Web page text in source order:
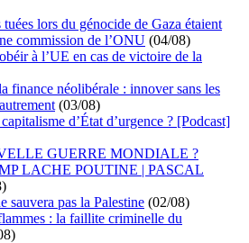
tuées lors du génocide de Gaza étaient
commission de l’ONU (04/08)
à l’UE en cas de victoire de la
finance néolibérale : innover sans les
(03/08)
d’État d’urgence ? [Podcast]
GUERRE MONDIALE ?
LACHE POUTINE | PASCAL
sauvera pas la Palestine (02/08)
: la faillite criminelle du